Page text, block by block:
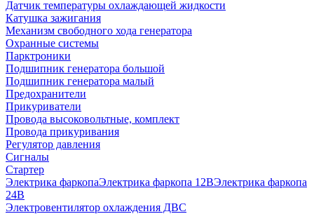
Датчик температуры охлаждающей жидкости
Катушка зажигания
Механизм свободного хода генератора
Охранные системы
Парктроники
Подшипник генератора большой
Подшипник генератора малый
Предохранители
Прикуриватели
Провода высоковольтные, комплект
Провода прикуривания
Регулятор давления
Сигналы
Стартер
Электрика фаркопаЭлектрика фаркопа 12ВЭлектрика фаркопа
24В
Электровентилятор охлаждения ДВС